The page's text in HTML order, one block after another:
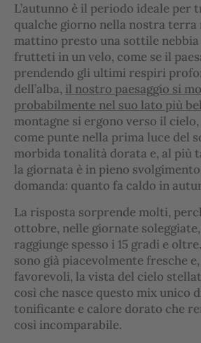
L’autunno è il periodo ideale per
qualche giorno nella nostra terra
mattino presto una sottile
frutteti in un velo, come se il
prendendo gli ultimi respiri
dell’alba, il nostro paesaggio si
probabilmente nel suo lato più
montagne si ergono verso il
come punte nella prima luce del
morbida tonalità dorata e, al più
la giornata è in pieno
domanda: quanto fa caldo in
La risposta sorprende molti,
ottobre, nelle giornate
raggiunge spesso i 15 gradi e
sono già piacevolmente fresche
favorevoli, la vista del cielo
così che nasce questo mix unico
tonificante e calore dorato che
così incomparabile.